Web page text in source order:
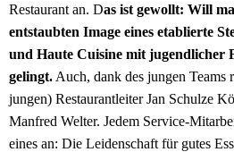
Restaurant an. Das ist gewollt: Will
entstaubten Image eines etablierte
und Haute Cuisine mit jugendlicher
gelingt. Auch, dank des jungen Teams
jungen) Restaurantleiter Jan Schulze
Manfred Welter. Jedem Service-
eines an: Die Leidenschaft für gutes